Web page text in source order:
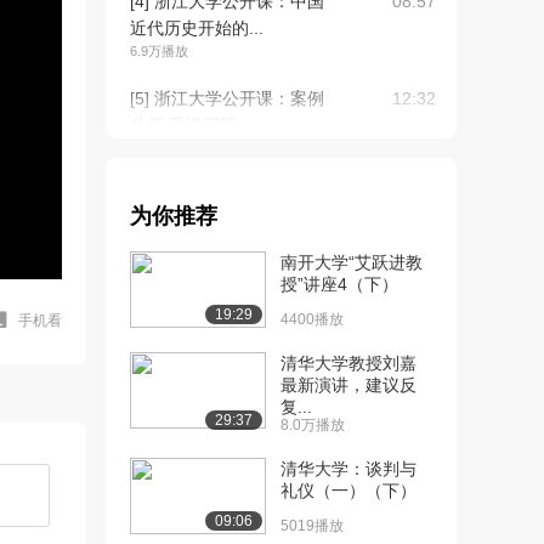
手机看
近代历史开始的...
6.9万播放
[5] 浙江大学公开课：案例
12:32
中国社会特点和...
[7] 浙江大学公开课：小结
[8] 浙江大学公开课：技术
的学习阶段-龚...
15:14
[9] 浙江大学公开课：技术
的学习阶段 洋...
4.8万播放
08:26
为你推荐
19:29
南开大学“艾跃进教
授”讲座4（下）
4400播放
29:37
清华大学教授刘嘉
最新演讲，建议反
复...
8.0万播放
09:06
清华大学：谈判与
礼仪（一）（下）
5019播放